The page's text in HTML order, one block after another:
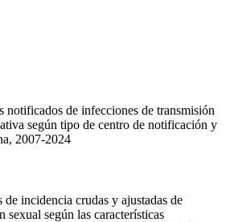
notificados de infecciones de transmisión
según tipo de centro de notificación y
2007-2024
de incidencia crudas y ajustadas de
sexual según las características